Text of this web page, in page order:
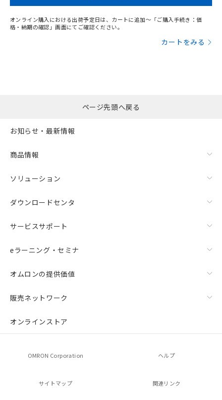
オンライン購入における出荷予定日は、カートに追加～「ご購入手続き：価
格・納期の確認」画面にてご確認ください。
カートをみる
ページ先頭へ戻る
お知らせ・最新情報
商品情報
ソリューション
ダウンロードセンタ
サービスサポート
eラーニング・セミナ
オムロンの提供価値
販売ネットワーク
オンラインストア
OMRON Corporation ヘルプ
サイトマップ 関連リンク